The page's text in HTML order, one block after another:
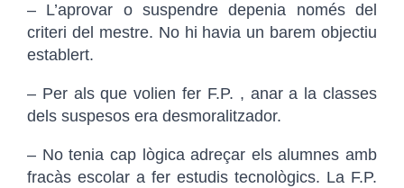
– L’aprovar o suspendre depenia només del
criteri del mestre. No hi havia un barem objectiu
establert.
– Per als que volien fer F.P. , anar a la classes
dels suspesos era desmoralitzador.
– No tenia cap lògica adreçar els alumnes amb
fracàs escolar a fer estudis tecnològics. La F.P.